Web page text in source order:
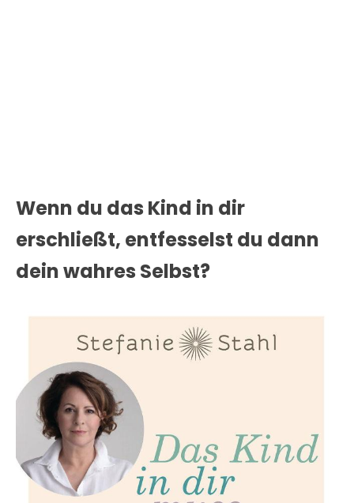
Wenn du das Kind in dir
erschließt, entfesselst du dann
dein wahres Selbst?